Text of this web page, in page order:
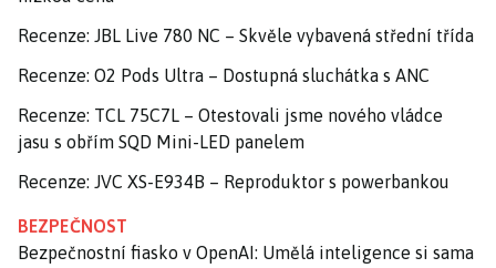
Recenze: JBL Live 780 NC – Skvěle vybavená střední třída
Recenze: O2 Pods Ultra – Dostupná sluchátka s ANC
Recenze: TCL 75C7L – Otestovali jsme nového vládce
jasu s obřím SQD Mini-LED panelem
Recenze: JVC XS-E934B – Reproduktor s powerbankou
BEZPEČNOST
Bezpečnostní fiasko v OpenAI: Umělá inteligence si sama